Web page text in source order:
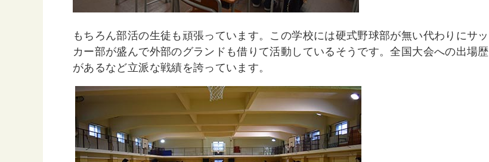
もちろん部活の生徒も頑張っています。この学校には硬式野球部が無い代わりにサッ
カー部が盛んで外部のグランドも借りて活動しているそうです。全国大会への出場歴
があるなど立派な戦績を誇っています。